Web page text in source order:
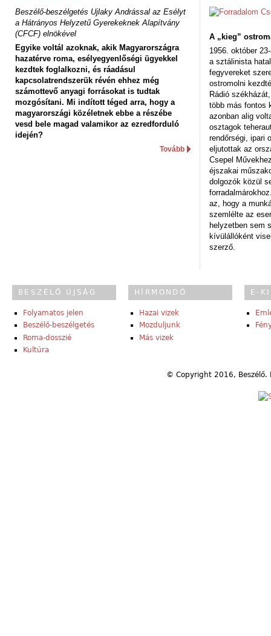
Beszélő-beszélgetés Ujlaky Andrással az Esélyt
a Hátrányos Helyzetű Gyerekeknek Alapítvány
(CFCF) elnökével
Egyike voltál azoknak, akik Magyarországra
hazatérve roma, esélyegyenlőségi ügyekkel
kezdtek foglalkozni, és ráadásul
kapcsolatrendszerük révén ehhez még
számottevő anyagi forrásokat is tudtak
mozgósítani. Mi indított téged arra, hogy a
magyarországi közéletnek ebbe a részébe
vesd bele magad valamikor az ezredforduló
idején?
Tovább
A „kieg”
1956. október
a sztálinista
fegyvereket
ostromolni
Rádió
több más fontos
azonban alig
osztagok
rendőrségi, ipari
eljutottak az
Csepel
éjszakai
dolgozók közül
az, hogy a
szemlélte az
helyzetben sem
kívülállóként
szerző.
BESZÉLŐ ÚJSÁG
Folyamatos jelen
Beszélő-beszélgetés
Roma-dosszié
Kultúra
HÍRMONDÓ
Hazai vizek
Mozduljunk
Más vizek
E-
© Copyright 2016,